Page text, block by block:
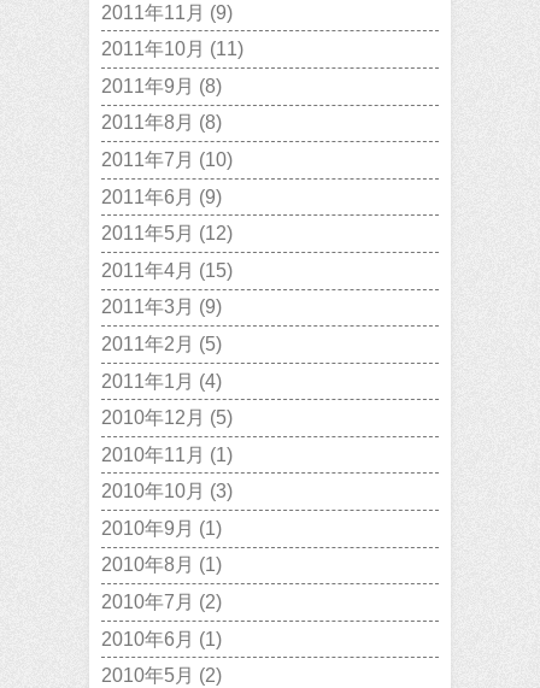
2011年11月 (9)
2011年10月 (11)
2011年9月 (8)
2011年8月 (8)
2011年7月 (10)
2011年6月 (9)
2011年5月 (12)
2011年4月 (15)
2011年3月 (9)
2011年2月 (5)
2011年1月 (4)
2010年12月 (5)
2010年11月 (1)
2010年10月 (3)
2010年9月 (1)
2010年8月 (1)
2010年7月 (2)
2010年6月 (1)
2010年5月 (2)